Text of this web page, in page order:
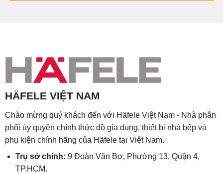
HÄFELE VIỆT NAM
Chào mừng quý khách đến với Häfele Việt Nam - Nhà phân
phối ủy quyền chính thức đồ gia dụng, thiết bị nhà bếp và
phụ kiện chính hãng của Häfele tại Việt Nam.
Trụ sở chính: 9 Đoàn Văn Bơ, Phường 13, Quận 4,
TP.HCM.